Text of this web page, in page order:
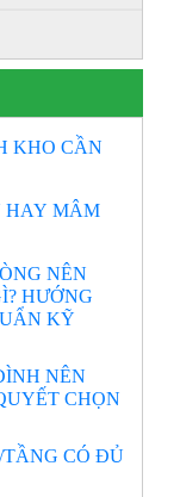
KHO CẦN
HAY MÂM
NÊN
HƯỚNG
KỸ
NÊN
CHỌN
TẦNG CÓ ĐỦ